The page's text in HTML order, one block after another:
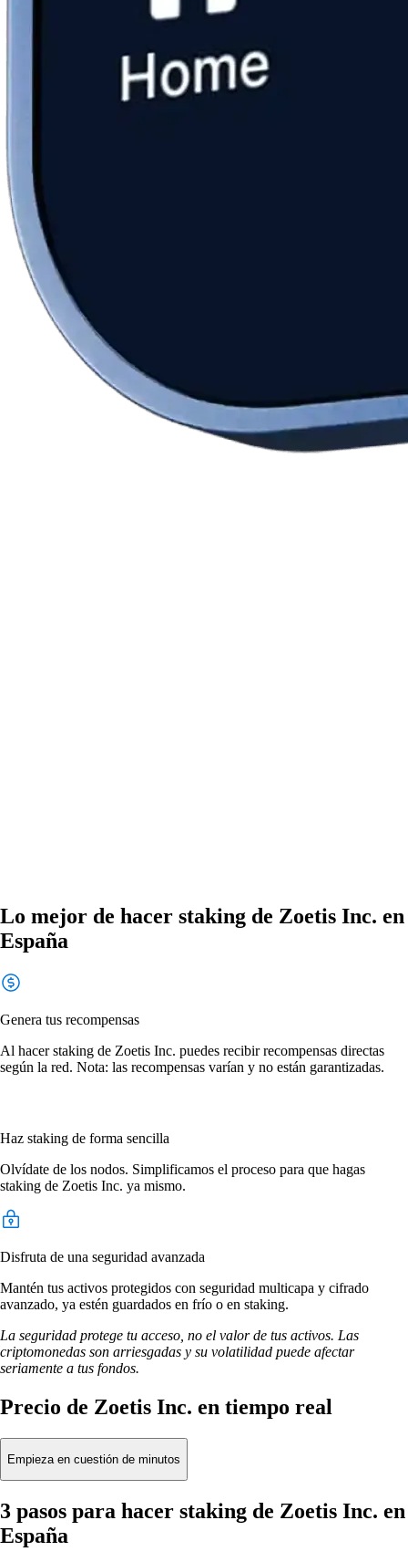
Lo mejor de hacer staking de Zoetis Inc. en
España
Genera tus recompensas
Al hacer staking de Zoetis Inc. puedes recibir recompensas directas
según la red. Nota: las recompensas varían y no están garantizadas.
Haz staking de forma sencilla
Olvídate de los nodos. Simplificamos el proceso para que hagas
staking de Zoetis Inc. ya mismo.
Disfruta de una seguridad avanzada
Mantén tus activos protegidos con seguridad multicapa y cifrado
avanzado, ya estén guardados en frío o en staking.
La seguridad protege tu acceso, no el valor de tus activos. Las
criptomonedas son arriesgadas y su volatilidad puede afectar
seriamente a tus fondos.
Precio de Zoetis Inc. en tiempo real
Empieza en cuestión de minutos
3 pasos para hacer staking de Zoetis Inc. en
España